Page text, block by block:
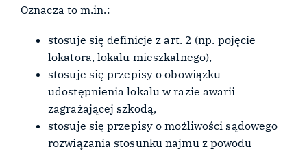
Oznacza to m.in.:
stosuje się definicje z art. 2 (np. pojęcie
lokatora, lokalu mieszkalnego),
stosuje się przepisy o obowiązku
udostępnienia lokalu w razie awarii
zagrażającej szkodą,
stosuje się przepisy o możliwości sądowego
rozwiązania stosunku najmu z powodu